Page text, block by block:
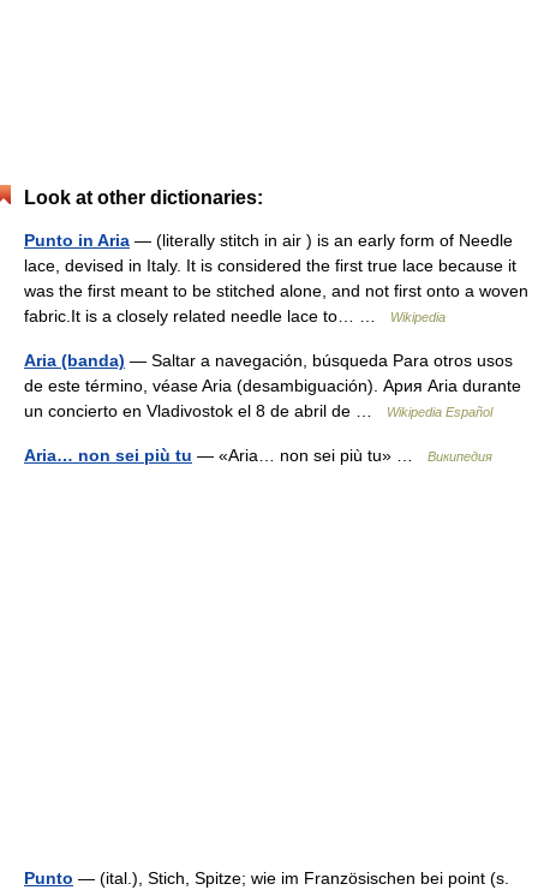
Look at other dictionaries:
Punto in Aria — (literally stitch in air ) is an early form of Needle
lace, devised in Italy. It is considered the first true lace because it
was the first meant to be stitched alone, and not first onto a woven
fabric.It is a closely related needle lace to… …
Wikipedia
Aria (banda) — Saltar a navegación, búsqueda Para otros usos
de este término, véase Aria (desambiguación). Ария Aria durante
un concierto en Vladivostok el 8 de abril de …
Wikipedia Español
Aria… non sei più tu — «Aria… non sei più tu» … Википедия
Punto — (ital.), Stich, Spitze; wie im Französischen bei point (s.